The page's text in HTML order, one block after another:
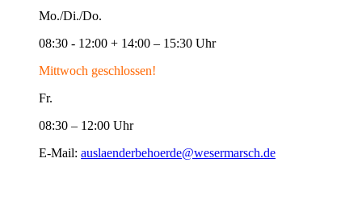
Mo./Di./Do.
08:30 - 12:00 + 14:00 – 15:30 Uhr
Mittwoch geschlossen!
Fr.
08:30 – 12:00 Uhr
E-Mail: auslaenderbehoerde@wesermarsch.de